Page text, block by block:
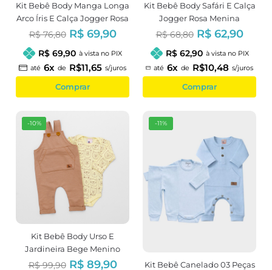
Kit Bebê Body Manga Longa
Arco Íris E Calça Jogger Rosa
Menina
R$ 76,80 R$ 69,90
R$ 69,90 à vista no PIX
até 6x de R$11,65 s/juros
Comprar
Kit Bebê Body Safári E Calça
Jogger Rosa Menina
R$ 68,80 R$ 62,90
R$ 62,90 à vista no PIX
até 6x de R$10,48 s/juros
Comprar
-10%
Kit Bebê Body Urso E
Jardineira Bege Menino
R$ 99,90 R$ 89,90
-11%
Kit Bebê Canelado 03 Peças